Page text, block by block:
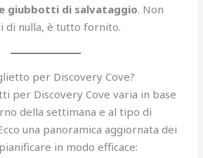
giubbotti di salvataggio. Non
di nulla, è tutto fornito.
per Discovery Cove?
per Discovery Cove varia in base
della settimana e al tipo di
una panoramica aggiornata dei
in modo efficace: